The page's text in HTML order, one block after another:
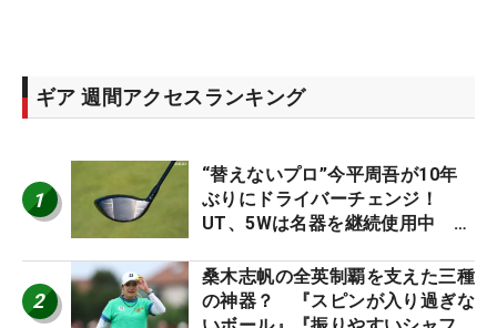
ギア 週間アクセスランキング
1
“替えないプロ”今平周吾が10年
ぶりにドライバーチェンジ！
UT、5Wは名器を継続使用中 #
2
桑木志帆の全英制覇を支えた三種
の神器？ 『スピンが入り過ぎな